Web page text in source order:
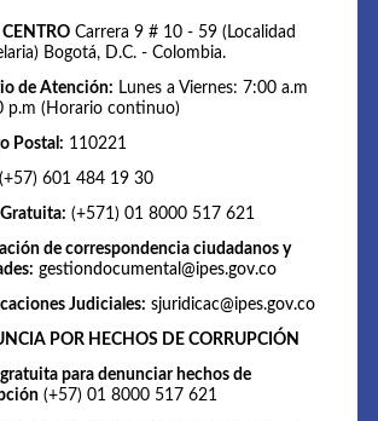
CENTRO Carrera 9 # 10 - 59 (Localidad
Bogotá, D.C. - Colombia.
de Atención: Lunes a Viernes: 7:00 a.m
p.m (Horario continuo)
Postal: 110221
(+57) 601 484 19 30
Gratuita: (+571) 01 8000 517 621
de correspondencia ciudadanos y
gestiondocumental@ipes.gov.co
Judiciales: sjuridicac@ipes.gov.co
POR HECHOS DE CORRUPCIÓN
gratuita para denunciar hechos de
(+57) 01 8000 517 621